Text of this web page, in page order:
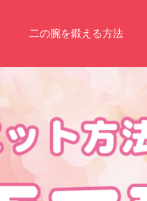
二の腕を鍛える方法